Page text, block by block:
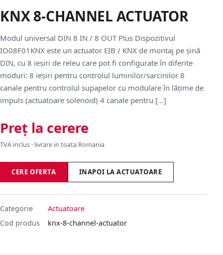
KNX 8-CHANNEL ACTUATOR
Modul universal DIN 8 IN / 8 OUT Plus Dispozitivul
IO08F01KNX este un actuator EIB / KNX de montaj pe șină
DIN, cu 8 ieșiri de releu care pot fi configurate în diferite
moduri: 8 ieșiri pentru controlul luminilor/sarcinilor 8
canale pentru controlul supapelor cu modulare în lățime de
impuls (actuatoare solenoid) 4 canale pentru […]
Preț la cerere
TVA inclus · livrare in toata Romania
CERE OFERTA INAPOI LA ACTUATOARE
Categorie
Actuatoare
Cod produs
knx-8-channel-actuator